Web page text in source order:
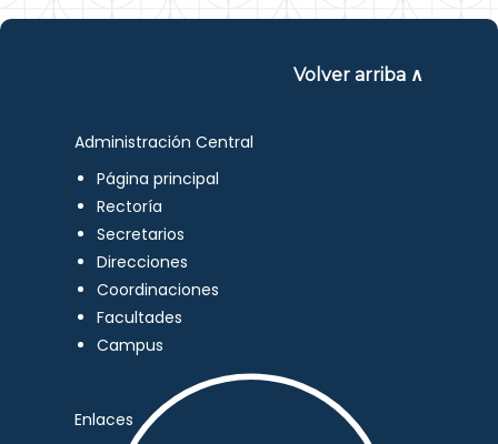
Volver arriba ∧
Administración Central
Página principal
Rectoría
Secretarios
Direcciones
Coordinaciones
Facultades
Campus
Enlaces